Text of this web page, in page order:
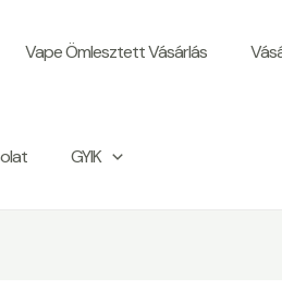
Vape Ömlesztett Vásárlás
GYIK